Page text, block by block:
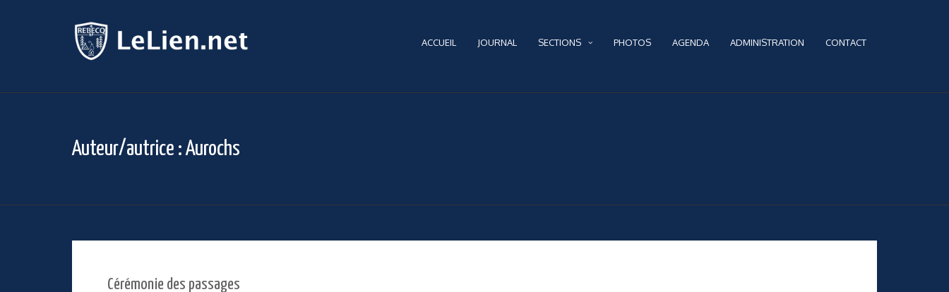
ACCUEIL JOURNAL SECTIONS PHOTOS AGENDA ADMINISTRATION CONTACT
Auteur/autrice :Aurochs
Cérémonie des passages